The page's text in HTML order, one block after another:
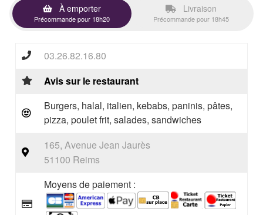
À emporter
Précommande pour 18h20
Livraison
Précommande pour 18h45
03.26.82.16.80
Avis sur le restaurant
Burgers, halal, italien, kebabs, paninis, pâtes,
pizza, poulet frit, salades, sandwiches
165, Avenue Jean Jaurès
51100 Reims
Moyens de paiement :